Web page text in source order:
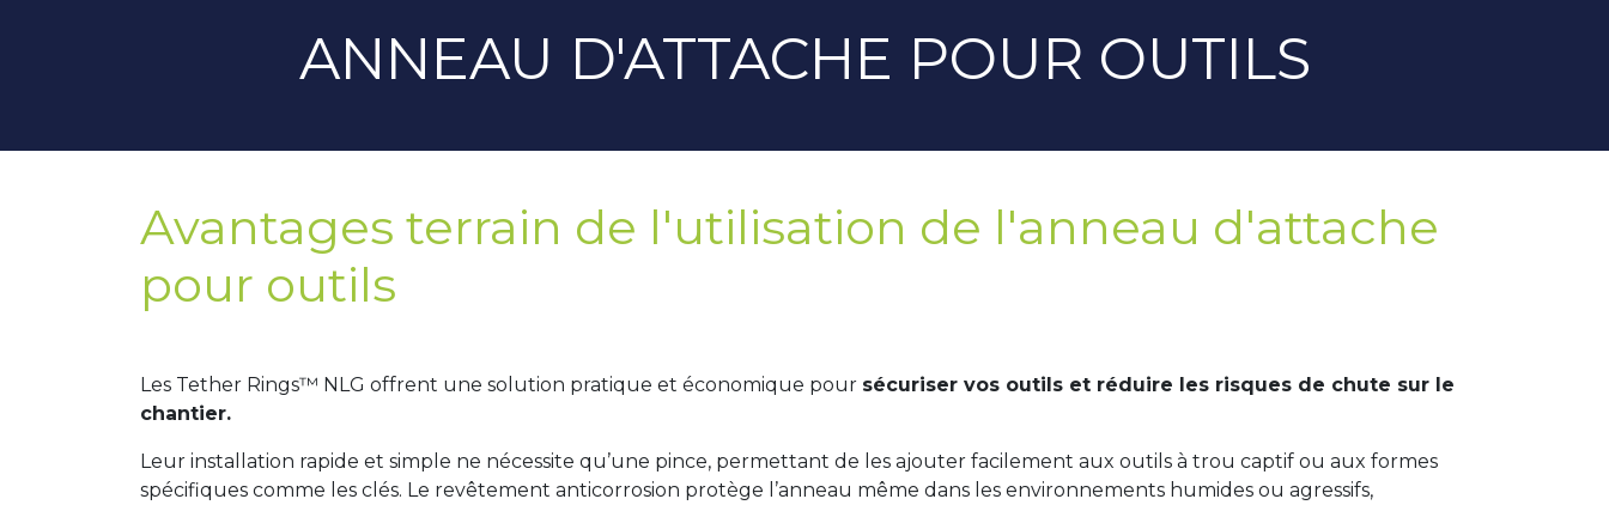
ANNEAU D'ATTACHE POUR OUTILS
Avantages terrain de l'utilisation de l'anneau d'attache
pour outils
Les Tether Rings™ NLG offrent une solution pratique et économique pour sécuriser vos outils et réduire les risques de chute sur le
chantier.
Leur installation rapide et simple ne nécessite qu’une pince, permettant de les ajouter facilement aux outils à trou captif ou aux formes
spécifiques comme les clés. Le revêtement anticorrosion protège l’anneau même dans les environnements humides ou agressifs,